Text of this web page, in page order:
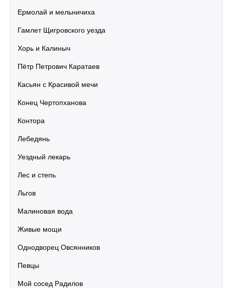
Ермолай и мельничиха
Гамлет Щигровского уезда
Хорь и Калиныч
Пётр Петрович Каратаев
Касьян с Красивой мечи
Конец Чертопханова
Контора
Лебедянь
Уездный лекарь
Лес и степь
Льгов
Малиновая вода
Живые мощи
Однодворец Овсянников
Певцы
Мой сосед Радилов